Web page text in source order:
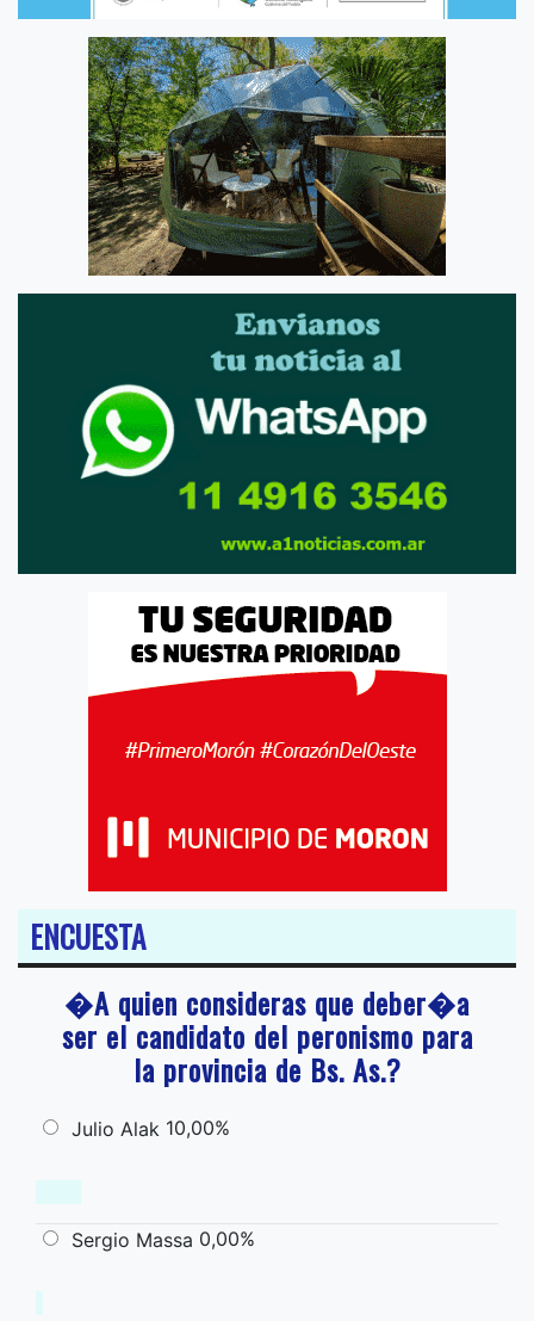
ENCUESTA
�A quien consideras que deber�a
ser el candidato del peronismo para
la provincia de Bs. As.?
Julio Alak 10,00%
Sergio Massa 0,00%